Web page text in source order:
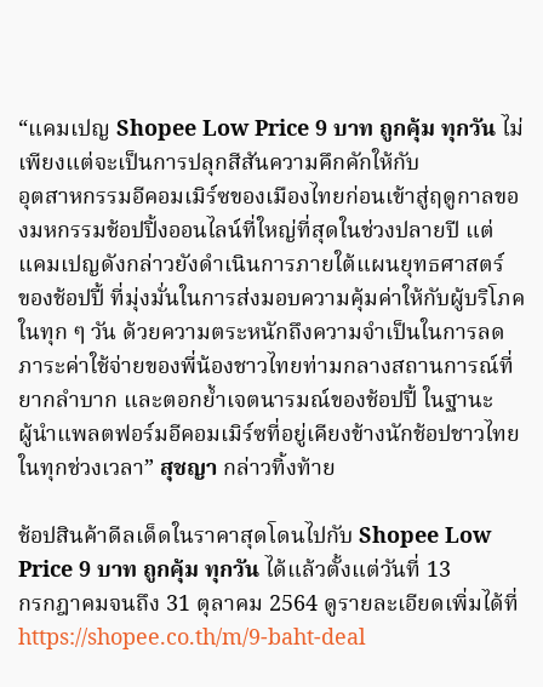
“แคมเปญ Shopee Low Price 9 บาท ถูกคุ้ม ทุกวัน ไม่
เพียงแต่จะเป็นการปลุกสีสันความคึกคักให้กับ
อุตสาหกรรมอีคอมเมิร์ซของเมืองไทยก่อนเข้าสู่ฤดูกาลขอ
งมหกรรมช้อปปิ้งออนไลน์ที่ใหญ่ที่สุดในช่วงปลายปี แต่
แคมเปญดังกล่าวยังดำเนินการภายใต้แผนยุทธศาสตร์
ของช้อปปี้ ที่มุ่งมั่นในการส่งมอบความคุ้มค่าให้กับผู้บริโภค
ในทุก ๆ วัน ด้วยความตระหนักถึงความจำเป็นในการลด
ภาระค่าใช้จ่ายของพี่น้องชาวไทยท่ามกลางสถานการณ์ที่
ยากลำบาก และตอกย้ำเจตนารมณ์ของช้อปปี้ ในฐานะ
ผู้นำแพลตฟอร์มอีคอมเมิร์ซที่อยู่เคียงข้างนักช้อปชาวไทย
ในทุกช่วงเวลา” สุชญา กล่าวทิ้งท้าย
ช้อปสินค้าดีลเด็ดในราคาสุดโดนไปกับ Shopee Low
Price 9 บาท ถูกคุ้ม ทุกวัน ได้แล้วตั้งแต่วันที่ 13
กรกฎาคมจนถึง 31 ตุลาคม 2564 ดูรายละเอียดเพิ่มได้ที่
https://shopee.co.th/m/9-baht-deal